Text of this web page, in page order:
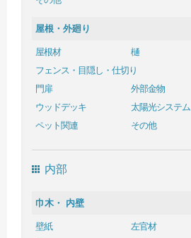
屋根・外廻り
屋根材
樋
フェンス・目隠し・仕切り
門扉
外部金物
ウッドデッキ
太陽光システム
ペット関連
その他
内部
巾木・ 内壁
壁紙
左官材